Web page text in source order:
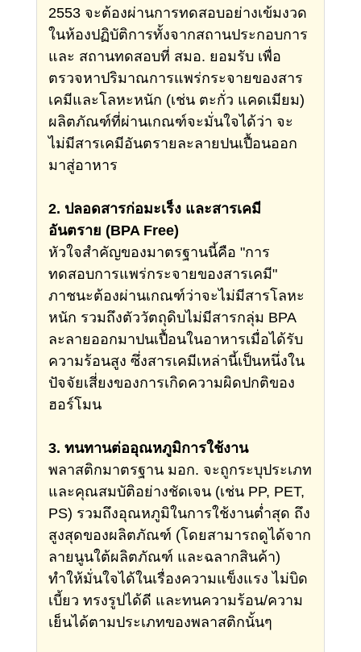
2553 จะต้องผ่านการทดสอบอย่างเข้มงวด
ในห้องปฏิบัติการทั้งจากสถานประกอบการ
และ สถานทดสอบที่ สมอ. ยอมรับ เพื่อ
ตรวจหาปริมาณการแพร่กระจายของสาร
เคมีและโลหะหนัก (เช่น ตะกั่ว แคดเมียม)
ผลิตภัณฑ์ที่ผ่านเกณฑ์จะมั่นใจได้ว่า จะ
ไม่มีสารเคมีอันตรายละลายปนเปื้อนออก
มาสู่อาหาร
2. ปลอดสารก่อมะเร็ง และสารเคมี
อันตราย (BPA Free)
หัวใจสำคัญของมาตรฐานนี้คือ "การ
ทดสอบการแพร่กระจายของสารเคมี"
ภาชนะต้องผ่านเกณฑ์ว่าจะไม่มีสารโลหะ
หนัก รวมถึงตัววัตถุดิบไม่มีสารกลุ่ม BPA
ละลายออกมาปนเปื้อนในอาหารเมื่อได้รับ
ความร้อนสูง ซึ่งสารเคมีเหล่านี้เป็นหนึ่งใน
ปัจจัยเสี่ยงของการเกิดความผิดปกติของ
ฮอร์โมน
3. ทนทานต่ออุณหภูมิการใช้งาน
พลาสติกมาตรฐาน มอก. จะถูกระบุประเภท
และคุณสมบัติอย่างชัดเจน (เช่น PP, PET,
PS) รวมถึงอุณหภูมิในการใช้งานต่ำสุด ถึง
สูงสุดของผลิตภัณฑ์ (โดยสามารถดูได้จาก
ลายนูนใต้ผลิตภัณฑ์ และฉลากสินค้า)
ทำให้มั่นใจได้ในเรื่องความแข็งแรง ไม่บิด
เบี้ยว ทรงรูปได้ดี และทนความร้อน/ความ
เย็นได้ตามประเภทของพลาสติกนั้นๆ